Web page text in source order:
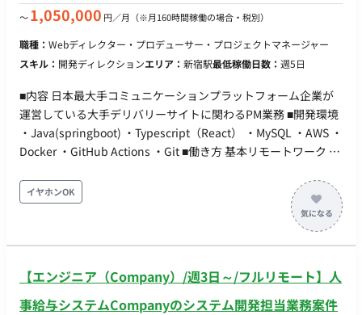
〜1,050,000 円／月 （※月160時間稼働の場合・税別）
職種： Webディレクター・プロデューサー・プロジェクトマネージャー
スキル： 開発ディレクションエリア： 新宿駅最低稼働日数： 週5日
■内容 日本最大手コミュニケーションプラットフォーム企業が
運営している大手デリバリーサイトに関わるPM業務 ■開発環境
・Java(springboot) ・Typescript（React） ・MySQL ・AWS ・
Docker ・GitHub Actions ・Git ■働き方 基本リモートワーク ※
まいの方に限ります ■商流 エンド→弊社クライアント様
イヤホンOK
【エンジニア（Company）/週3日～/フルリモート】人
事給与システムCompanyのシステム開発担当業務案件